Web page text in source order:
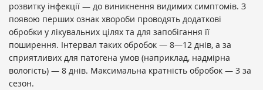
розвитку інфекції — до виникнення видимих симптомів. З
появою перших ознак хвороби проводять додаткові
обробки у лікувальних цілях та для запобігання її
поширення. Інтервал таких обробок — 8—12 днів, а за
сприятливих для патогена умов (наприклад, надмірна
вологість) — 8 днів. Максимальна кратність обробок — 3 за
сезон.